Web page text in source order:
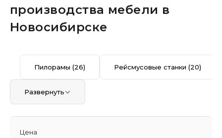
производства мебели в
Новосибирске
Пилорамы(26) Рейсмусовые станки(20)
Развернуть
Цена